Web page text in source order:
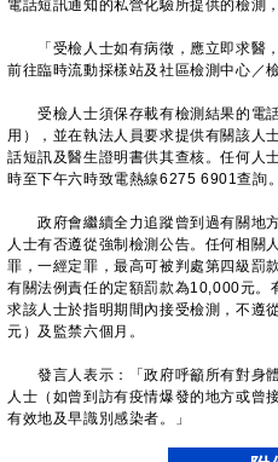
電話短訊通知的私營化驗所提供的檢測
「受檢人士如有病徵，應立即求醫
前往臨時流動採樣站及社區檢測中心／
受檢人士須保存載有檢測結果的電話
用），並在執法人員要求提供有關該人
話短訊及醫生證明書供其查核。任何人
時至下午六時致電熱線6275 6901查詢。
政府會繼續全力追蹤曾到過有關地
人士有否遵從強制檢測公告。任何相關
罪，一經定罪，最高可被判處第四級罰
有關法例責任的定額罰款為10,000元。
求該人士於指明期間內接受檢測，不遵
元）及監禁六個月。
發言人表示：「政府呼籲所有對身
人士（如曾到訪有疫情爆發的地方或曾
有效地及早識別感染者。」